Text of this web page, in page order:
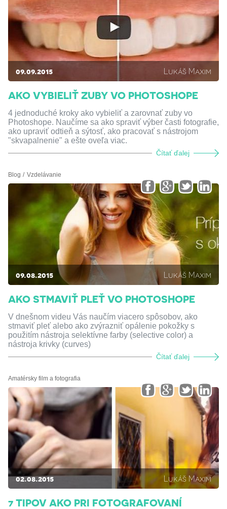
09.09.2015 Lukáš Maxim
AKO VYBIELIŤ ZUBY VO PHOTOSHOPE
4 jednoduché kroky ako vybieliť a zarovnať zuby vo
Photoshope. Naučíme sa ako spraviť výber časti fotografie,
ako upraviť odtieň a sýtosť, ako pracovať s nástrojom
"skvapalnenie" a ešte oveľa viac.
Čítať ďalej
Blog Vzdelávanie
09.08.2015 Lukáš Maxim
AKO STMAVIŤ PLEŤ VO PHOTOSHOPE
V dnešnom videu Vás naučím viacero spôsobov, ako
stmaviť pleť alebo ako zvýrazniť opálenie pokožky s
použitím nástroja selektívne farby (selective color) a
nástroja krivky (curves)
Čítať ďalej
Amatérsky film a fotografia
02.08.2015 Lukáš Maxim
7 TIPOV AKO PRI FOTOGRAFOVANÍ